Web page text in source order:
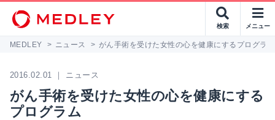
検索 メニュー
MEDLEY > ニュース > がん手術を受けた女性の心を健康にするプログラム
2016.02.01 ｜ ニュース
がん手術を受けた女性の心を健康にする
プログラム